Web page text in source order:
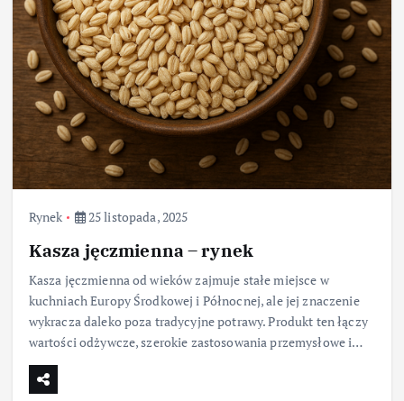
Rynek 25 listopada, 2025
Kasza jęczmienna – rynek
Kasza jęczmienna od wieków zajmuje stałe miejsce w
kuchniach Europy Środkowej i Północnej, ale jej znaczenie
wykracza daleko poza tradycyjne potrawy. Produkt ten łączy
wartości odżywcze, szerokie zastosowania przemysłowe i…